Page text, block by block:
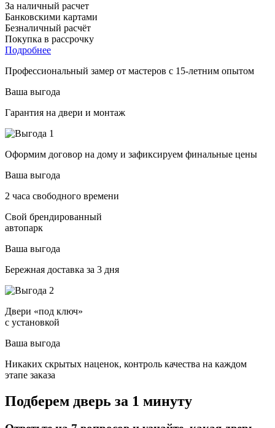
За наличный расчет
Банковскими картами
Безналичный расчёт
Покупка в рассрочку
Подробнее
Профессиональный замер от мастеров с 15-летним опытом
Ваша выгода
Гарантия на двери и монтаж
Оформим договор на дому и зафиксируем финальные цены
Ваша выгода
2 часа свободного времени
Свой брендированный
автопарк
Ваша выгода
Бережная доставка за 3 дня
Двери «под ключ»
с установкой
Ваша выгода
Никаких скрытых наценок, контроль качества на каждом
этапе заказа
Подберем дверь за 1 минуту